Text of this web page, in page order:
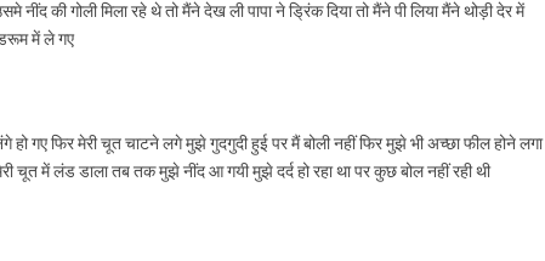
नींद की गोली मिला रहे थे तो मैंने देख ली पापा ने ड्रिंक दिया तो मैंने पी लिया मैंने थोड़ी देर में
में ले गए
हो गए फिर मेरी चूत चाटने लगे मुझे गुदगुदी हुई पर मैं बोली नहीं फिर मुझे भी अच्छा फील होने लगा
चूत में लंड डाला तब तक मुझे नींद आ गयी मुझे दर्द हो रहा था पर कुछ बोल नहीं रही थी